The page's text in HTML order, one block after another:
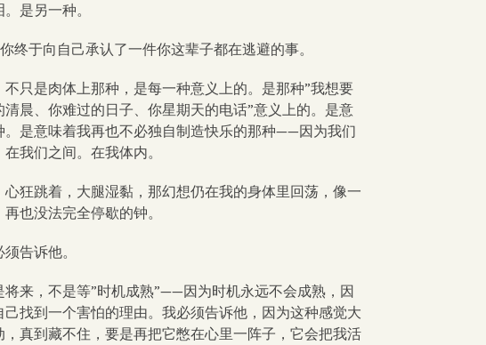
是另一种。
终于向自己承认了一件你这辈子都在逃避的事。
只是肉体上那种，是每一种意义上的。是那种”我想要
晨、你难过的日子、你星期天的电话”意义上的。是意
。是意味着我再也不必独自制造快乐的那种——因为我们
我们之间。在我体内。
狂跳着，大腿湿黏，那幻想仍在我的身体里回荡，像一
也没法完全停歇的钟。
告诉他。
将来，不是等”时机成熟”——因为时机永远不会成熟，因
己找到一个害怕的理由。我必须告诉他，因为这种感觉大
，真到藏不住，要是再把它憋在心里一阵子，它会把我活